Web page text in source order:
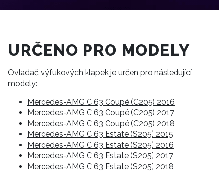
URČENO PRO MODELY
Ovladač výfukových klapek je určen pro následující
modely:
Mercedes-AMG C 63 Coupé (C205) 2016
Mercedes-AMG C 63 Coupé (C205) 2017
Mercedes-AMG C 63 Coupé (C205) 2018
Mercedes-AMG C 63 Estate (S205) 2015
Mercedes-AMG C 63 Estate (S205) 2016
Mercedes-AMG C 63 Estate (S205) 2017
Mercedes-AMG C 63 Estate (S205) 2018